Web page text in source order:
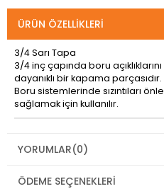
ÜRÜN ÖZELLIKLERI
3/4 Sarı Tapa
3/4 inç çapında boru
dayanıklı bir kapama parçasıdır.
Boru sistemlerinde sızıntıları
sağlamak için kullanılır.
YORUMLAR(0)
ÖDEME SEÇENEKLERI